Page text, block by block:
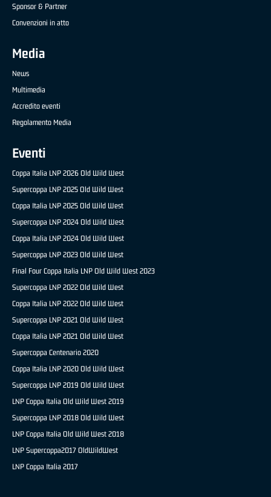
Sponsor & Partner
Convenzioni in atto
Media
News
Multimedia
Accredito eventi
Regolamento Media
Eventi
Coppa Italia LNP 2026 Old Wild West
Supercoppa LNP 2025 Old Wild West
Coppa Italia LNP 2025 Old Wild West
Supercoppa LNP 2024 Old Wild West
Coppa Italia LNP 2024 Old Wild West
Supercoppa LNP 2023 Old Wild West
Final Four Coppa Italia LNP Old Wild West 2023
Supercoppa LNP 2022 Old Wild West
Coppa Italia LNP 2022 Old Wild West
Supercoppa LNP 2021 Old Wild West
Coppa Italia LNP 2021 Old Wild West
Supercoppa Centenario 2020
Coppa Italia LNP 2020 Old Wild West
Supercoppa LNP 2019 Old Wild West
LNP Coppa Italia Old Wild West 2019
Supercoppa LNP 2018 Old Wild West
LNP Coppa Italia Old Wild West 2018
LNP Supercoppa2017 OldWildWest
LNP Coppa Italia 2017